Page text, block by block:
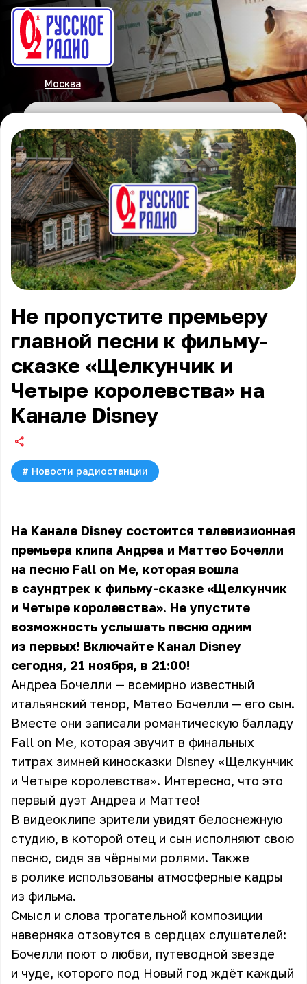
Москва
Не пропустите премьеру
главной песни к фильму-
сказке «Щелкунчик и
Четыре королевства» на
Канале Disney
# Новости радиостанции
На Канале Disney состоится телевизионная
премьера клипа Андреа и Маттео Бочелли
на песню Fall on Me, которая вошла
в саундтрек к фильму-сказке «Щелкунчик
и Четыре королевства». Не упустите
возможность услышать песню одним
из первых! Включайте Канал Disney
сегодня, 21 ноября, в 21:00!
Андреа Бочелли — всемирно известный
итальянский тенор, Матео Бочелли — его сын.
Вместе они записали романтическую балладу
Fall on Me, которая звучит в финальных
титрах зимней киносказки Disney «Щелкунчик
и Четыре королевства». Интересно, что это
первый дуэт Андреа и Маттео!
В видеоклипе зрители увидят белоснежную
студию, в которой отец и сын исполняют свою
песню, сидя за чёрными ролями. Также
в ролике использованы атмосферные кадры
из фильма.
Смысл и слова трогательной композиции
наверняка отзовутся в сердцах слушателей:
Бочелли поют о любви, путеводной звезде
и чуде, которого под Новый год ждёт каждый